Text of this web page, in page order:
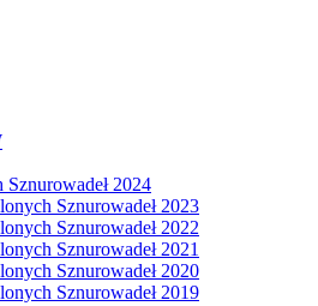
2024
Sznurowadeł 2023
Sznurowadeł 2022
Sznurowadeł 2021
Sznurowadeł 2020
Sznurowadeł 2019